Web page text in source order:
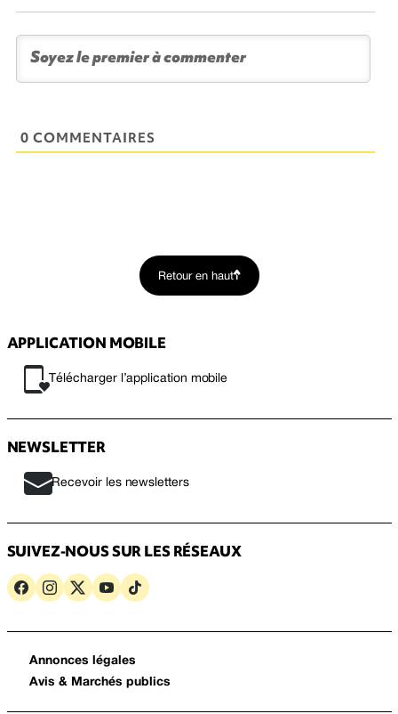
0 COMMENTAIRES
Retour en haut
APPLICATION MOBILE
Télécharger l’application mobile
NEWSLETTER
Recevoir les newsletters
SUIVEZ-NOUS SUR LES RÉSEAUX
Annonces légales
Avis & Marchés publics